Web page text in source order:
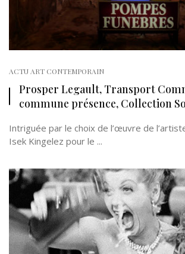
ACTU ART CONTEMPORAIN
Prosper Legault, Transport
commune présence, Collection
Intriguée par le choix de l’œuvre de
Isek Kingelez pour le ...